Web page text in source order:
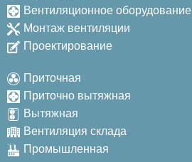
Вентиляционное оборудование
Монтаж вентиляции
Проектирование
Приточная
Приточно вытяжная
Вытяжная
Вентиляция склада
Промышленная